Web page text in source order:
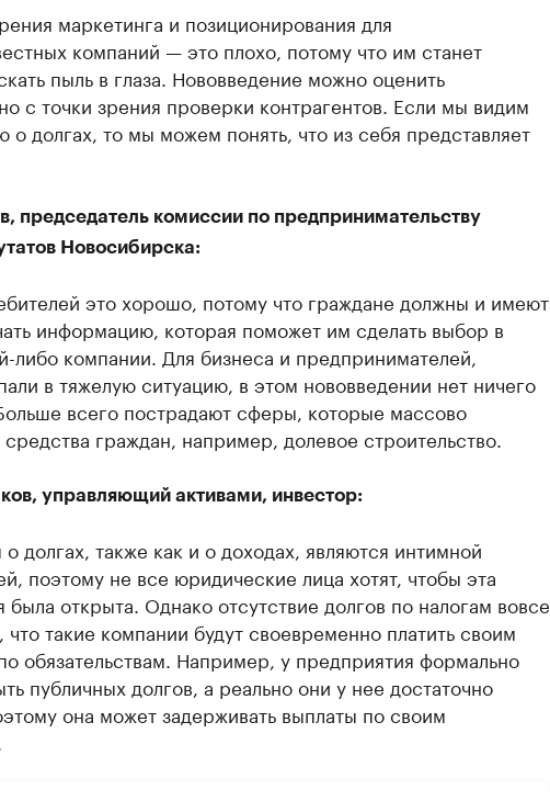
маркетинга и позиционирования для
компаний — это плохо, потому что им станет
пыль в глаза. Нововведение можно оценить
с точки зрения проверки контрагентов. Если мы видим
долгах, то мы можем понять, что из себя представляет
председатель комиссии по предпринимательству
Новосибирска:
это хорошо, потому что граждане должны и имеют
информацию, которая поможет им сделать выбор в
либо компании. Для бизнеса и предпринимателей,
в тяжелую ситуацию, в этом нововведении нет ничего
всего пострадают сферы, которые массово
граждан, например, долевое строительство.
управляющий активами, инвестор:
долгах, также как и о доходах, являются интимной
поэтому не все юридические лица хотят, чтобы эта
открыта. Однако отсутствие долгов по налогам вовсе
что такие компании будут своевременно платить своим
обязательствам. Например, у предприятия формально
публичных долгов, а реально они у нее достаточно
она может задерживать выплаты по своим